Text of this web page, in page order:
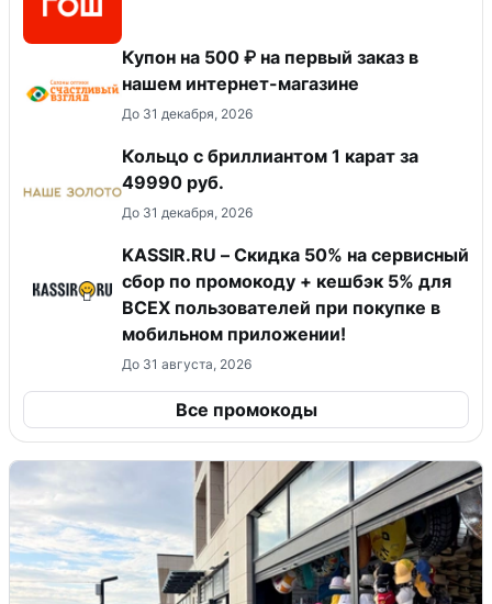
Купон на 500 ₽ на первый заказ в
нашем интернет-магазине
До 31 декабря, 2026
Кольцо с бриллиантом 1 карат за
49990 руб.
До 31 декабря, 2026
KASSIR.RU – Скидка 50% на сервисный
сбор по промокоду + кешбэк 5% для
ВСЕХ пользователей при покупке в
мобильном приложении!
До 31 августа, 2026
Все промокоды